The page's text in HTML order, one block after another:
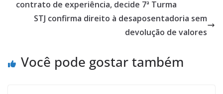
contrato de experiência, decide 7ª Turma
STJ confirma direito à desaposentadoria sem
devolução de valores
Você pode gostar também